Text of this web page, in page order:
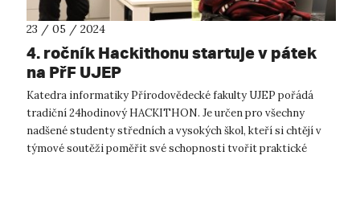
23 / 05 / 2024
4. ročník Hackithonu startuje v pátek
na PřF UJEP
Katedra informatiky Přírodovědecké fakulty UJEP pořádá
tradiční 24hodinový HACKITHON. Je určen pro všechny
nadšené studenty středních a vysokých škol, kteří si chtějí v
týmové soutěži poměřit své schopnosti tvořit praktické